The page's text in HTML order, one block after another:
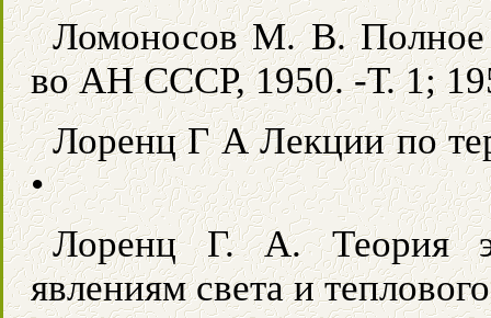
Ломоносов М. В. Полное
во АН СССР, 1950. -Т. 1;
Лоренц Г А Лекции по
•
Лоренц Г. А. Теория
явлениям света и